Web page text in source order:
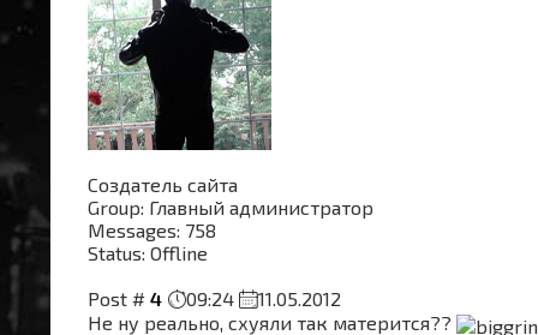
Создатель сайта
Group: Главный администратор
Messages: 758
Status: Offline
Post # 4 09:24
11.05.2012
Не ну реально, схуяли так матерится??